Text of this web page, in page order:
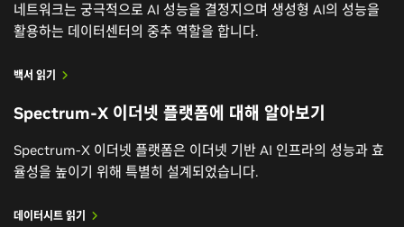
네트워크는 궁극적으로 AI 성능을 결정지으며 생성형 AI의 성능을
활용하는 데이터센터의 중추 역할을 합니다.
백서 읽기
Spectrum-X 이더넷 플랫폼에 대해 알아보기
Spectrum-X 이더넷 플랫폼은 이더넷 기반 AI 인프라의 성능과 효
율성을 높이기 위해 특별히 설계되었습니다.
데이터시트 읽기